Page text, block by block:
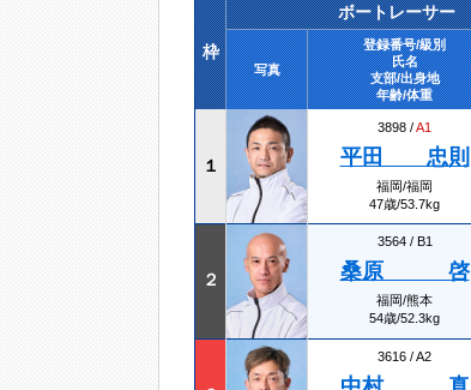
枠
ボートレーサー
写真
登録番号/級別
氏名
支部/出身地
年齢/体重
１
3898 /A1
平田 忠則
福岡/福岡
47歳/53.7kg
２
3564 / B1
桑原 啓
福岡/熊本
54歳/52.3kg
3616 /A2